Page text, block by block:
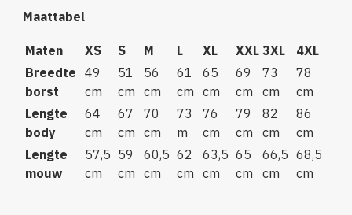
Maattabel
Maten XS S M L XL XXL 3XL
4XL
Breedte
borst
49
cm
51
cm
56
cm
61
cm
65
cm
69
cm
73
cm
78
cm
Lengte
body
64
cm
67
cm
70
cm
73
m
76
cm
79
cm
82
cm
86
cm
Lengte
mouw
57,5
cm
59
cm
60,5
cm
62
cm
63,5
cm
65
cm
66,5
cm
68,5
cm